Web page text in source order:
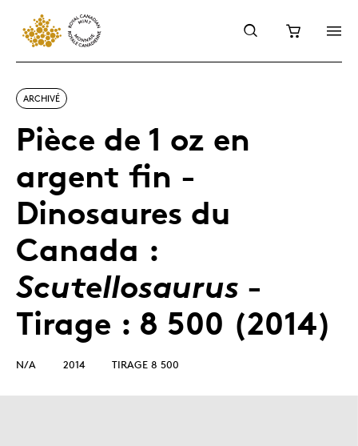
ARCHIVÉ
Pièce de 1 oz en
argent fin -
Dinosaures du
Canada :
Scutellosaurus -
Tirage : 8 500 (2014)
N/A 2014 TIRAGE 8 500